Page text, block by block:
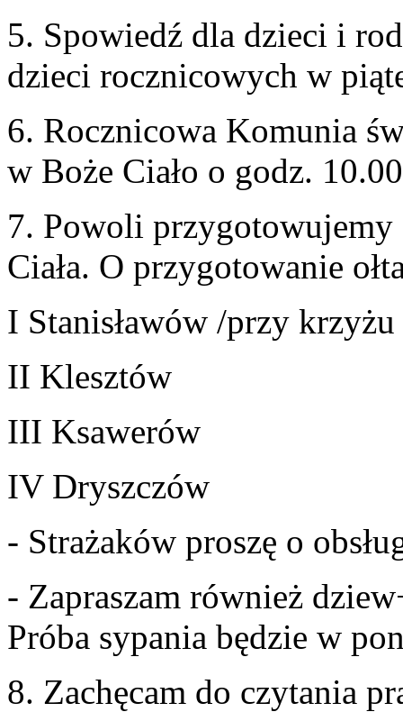
5. Spowiedź dla dzieci i
dzieci roczni­cowych w
6. Roczni­cowa Komu­nia
w Boże Ciało o godz. 10.00
7. Powoli przy­go­towu­jemy
Ciała. O przy­go­towanie
I Stanisławów /​przy
II Klesztów
III Ksaw­erów
IVDryszczów
- Strażaków proszę o
- Zapraszam również
Próba sypa­nia będzie w
8. Zachę­cam do czy­ta­nia